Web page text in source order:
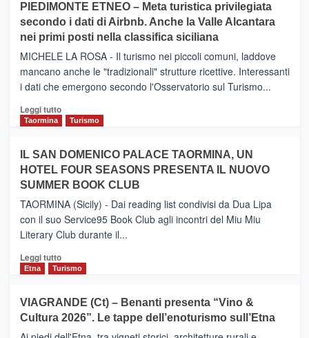
CATANIA
–
Inaugurato
il
nuovo
collegamento
tra
e
Zanzibar
da
Neos
PIEDIMONTE ETNEO – Meta turistica privilegiata
secondo i dati di Airbnb. Anche la Valle Alcantara
nei primi posti nella classifica siciliana
MICHELE LA ROSA - Il turismo nei piccoli comuni, laddove
mancano anche le "tradizionali" strutture ricettive. Interessanti
i dati che emergono secondo l'Osservatorio sul Turismo...
Leggi tuttoLeggi
PIEDIMONTE
ETNEO
–
Meta
turistica
privilegiata
secondo
dati
di
Anche
la
Taormina Turismo
IL SAN DOMENICO PALACE TAORMINA, UN
HOTEL FOUR SEASONS PRESENTA IL NUOVO
SUMMER BOOK CLUB
TAORMINA (Sicily) - Dai reading list condivisi da Dua Lipa
con il suo Service95 Book Club agli incontri del Miu Miu
Literary Club durante il...
Leggi tuttoLeggi
di
IL
SAN
DOMENICO
Etna Turismo
VIAGRANDE (Ct) – Benanti presenta “Vino &
Cultura 2026”. Le tappe dell’enoturismo sull’Etna